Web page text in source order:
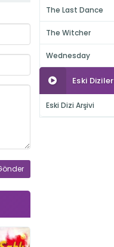
The Last Dance
The Witcher
Wednesday
Eski Diziler
Eski Dizi Arşivi